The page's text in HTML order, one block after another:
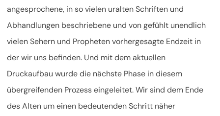
angesprochene, in so vielen uralten Schriften und
Abhandlungen beschriebene und von gefühlt unendlich
vielen Sehern und Propheten vorhergesagte Endzeit in
der wir uns befinden. Und mit dem aktuellen
Druckaufbau wurde die nächste Phase in diesem
übergreifenden Prozess eingeleitet. Wir sind dem Ende
des Alten um einen bedeutenden Schritt näher